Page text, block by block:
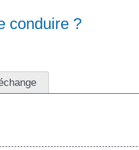
conduire ?